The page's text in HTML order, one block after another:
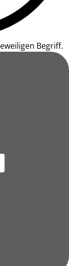
Begriff.